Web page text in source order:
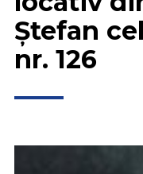
Ștefan
nr. 126